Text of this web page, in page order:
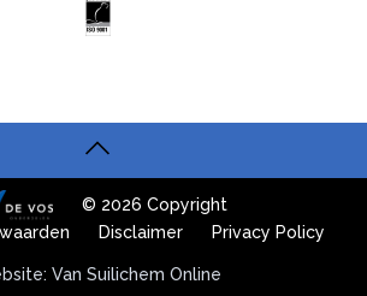
© 2026 Copyright
Disclaimer Privacy Policy
Van Suilichem Online